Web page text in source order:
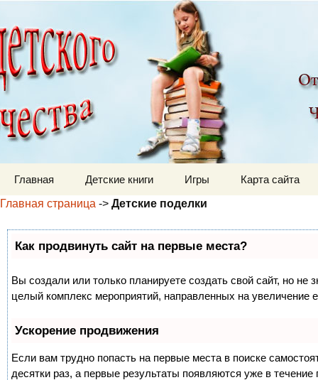
Детский мир
Главная Детские книги Игры
Карта сайта
Главная страница -> Детские поделки
Как продвинуть сайт на первые места?
Вы создали или только планируете создать свой сайт, но не
целый комплекс мероприятий, направленных на увеличение
Ускорение продвижения
Если вам трудно попасть на первые места в поиске
десятки раз, а первые результаты появляются уже в